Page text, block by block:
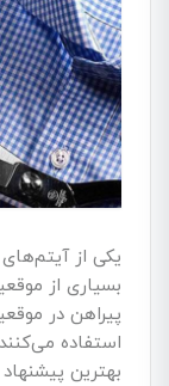
یکی از
بسیاری از
پیراهن در
استفاده
بهترین